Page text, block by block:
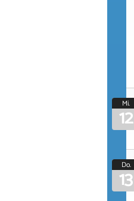
Mi.
12
Do.
13